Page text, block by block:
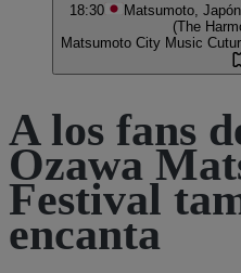
18:30 Matsumoto, Japón
(The
Matsumoto City Music
A los fans
Ozawa
Festival
encanta